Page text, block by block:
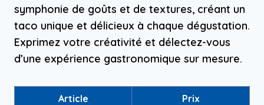
symphonie de goûts et de textures, créant un
taco unique et délicieux à chaque dégustation.
Exprimez votre créativité et délectez-vous
d’une expérience gastronomique sur mesure.
Article Prix